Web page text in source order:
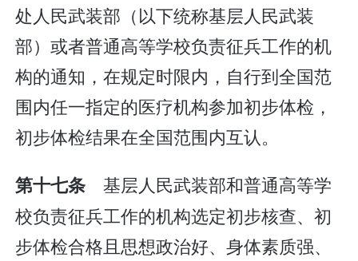
处人民武装部（以下统称基层人民武装
部）或者普通高等学校负责征兵工作的机
构的通知，在规定时限内，自行到全国范
围内任一指定的医疗机构参加初步体检，
初步体检结果在全国范围内互认。
第十七条 基层人民武装部和普通高等学
校负责征兵工作的机构选定初步核查、初
步体检合格且思想政治好、身体素质强、